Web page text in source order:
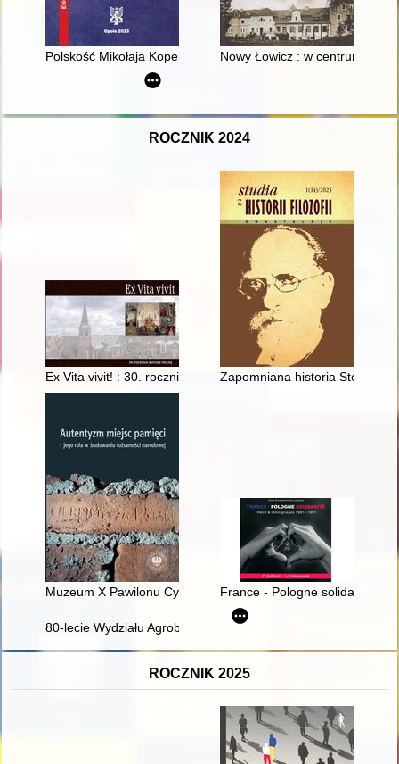
Polskość Mikołaja Kopernika z rodu ŚlązakaNowy Łowicz : w centrum
ROCZNIK 2024
Ex Vita vivit! : 30. rocznica diecezji ełckiej : 1992-2022
Zapomniana historia Stefanii
Muzeum X Pawilonu Cytadeli Warszawskiej : od martyrologii
France - Pologne solidarité :
80-lecie Wydziału Agrobioinżynierii Uniwersytetu
ROCZNIK 2025